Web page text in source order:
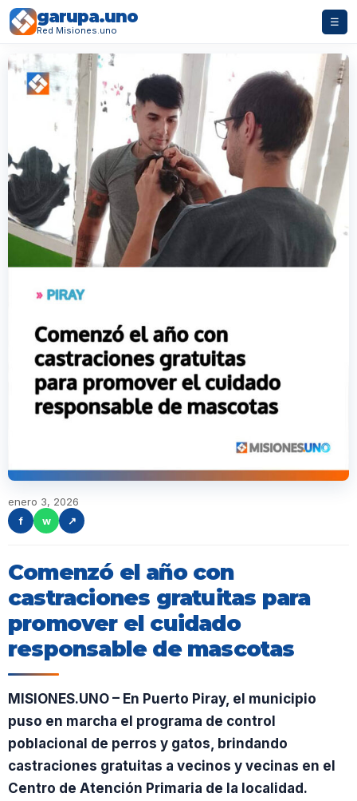
garupa.uno
Red Misiones.uno
☰
enero 3, 2026
f
w ↗
Comenzó el año con
castraciones gratuitas para
promover el cuidado
responsable de mascotas
MISIONES.UNO – En Puerto Piray, el municipio
puso en marcha el programa de control
poblacional de perros y gatos, brindando
castraciones gratuitas a vecinos y vecinas en el
Centro de Atención Primaria de la localidad.